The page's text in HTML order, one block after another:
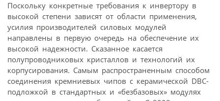
Поскольку конкретные требования к инвертору в
высокой степени зависят от области применения,
усилия производителей силовых модулей
направлены в первую очередь на обеспечение их
высокой надежности. Сказанное касается
полупроводниковых кристаллов и технологий их
корпусирования. Самым распространенным способом
соединения кремниевых чипов с керамической DBC-
подложкой в стандартных и «безбазовых» модулях